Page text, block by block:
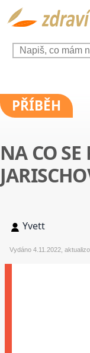
PŘÍBĚH
NA CO
Yvett
Vydáno 4.11.2022,